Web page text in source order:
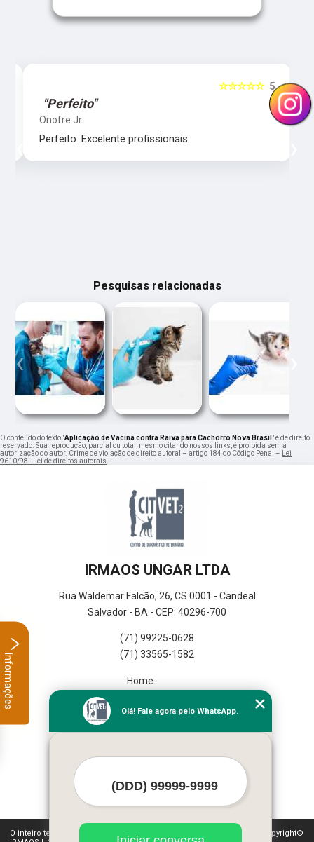
5
☆☆☆☆☆
"Perfeito"
Onofre Jr.
Perfeito. Excelente profissionais.
‹
Pesquisas relacionadas
‹ ›
O conteúdo do texto "Aplicação de Vacina contra Raiva para Cachorro Nova Brasil " é de direito
reservado. Sua reprodução, parcial ou total, mesmo citando nossos links, é proibida sem a
autorização do autor. Crime de violação de direito autoral – artigo 184 do Código Penal – Lei
9610/98 - Lei de direitos autorais.
IRMAOS UNGAR LTDA
Rua Waldemar Falcão, 26, CS 0001 - Candeal
Salvador - BA - CEP: 40296-700
(71) 99225-0628
(71) 33565-1582
Home
Missão
Serviços
O inteiro teor deste site está sujeito à proteção de direitos autorais. Copyright©
Olá! Fale agora pelo WhatsApp.
Informações